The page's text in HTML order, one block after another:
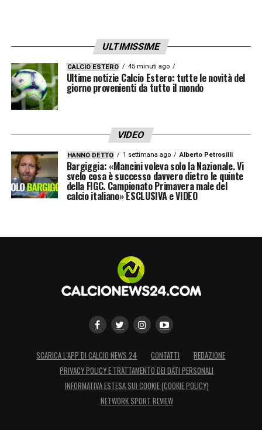
ULTIMISSIME
CALCIO ESTERO 45 minuti ago
Ultime notizie Calcio Estero: tutte le novità del
giorno provenienti da tutto il mondo
VIDEO
HANNO DETTO 1 settimana ago Alberto Petrosilli
Bargiggia: «Mancini voleva solo la Nazionale. Vi
svelo cosa è successo davvero dietro le quinte
della FIGC. Campionato Primavera male del
calcio italiano» ESCLUSIVA e VIDEO
SCARICA L’APP DI CALCIO NEWS 24 CONTATTI
REDAZIONE
PRIVACY POLICY E TRATTAMENTO DEI DATI PERSONALI
INFORMATIVA ESTESA SUI COOKIE (COOKIE POLICY)
NETWORK SPORT REVIEW